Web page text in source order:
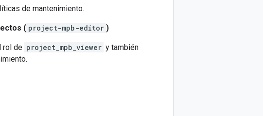
de mantenimiento.
( project-mpb-editor )
rol de project_mpb_viewer y también